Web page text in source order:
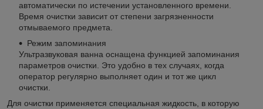
автоматически по истечении установленного времени.
Время очистки зависит от степени загрязненности
отмываемого предмета.
Режим запоминания
Ультразвуковая ванна оснащена функцией запоминания
параметров очистки. Это удобно в тех случаях, когда
оператор регулярно выполняет один и тот же цикл
очистки.
Для очистки применяется специальная жидкость, в которую